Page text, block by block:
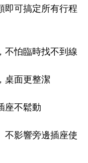
即可搞定所有行程
不怕臨時找不到線
桌面更整潔
座不鬆動
不影響旁邊插座使